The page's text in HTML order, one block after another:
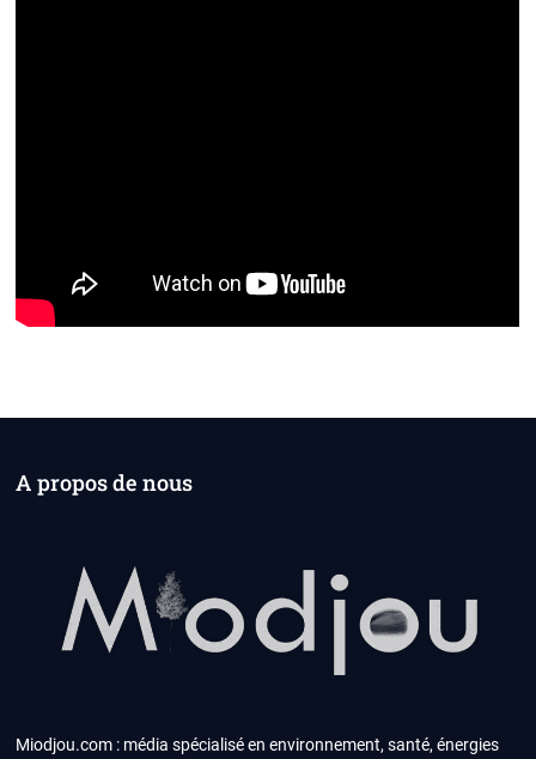
A propos de nous
Miodjou.com : média spécialisé en environnement, santé, énergies